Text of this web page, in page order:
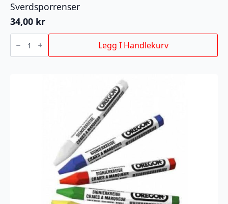
Sverdsporrenser
34,00 kr
Sverdsporrenser
antall Legg I Handlekurv